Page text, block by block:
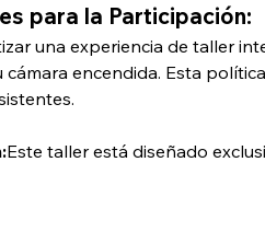
para la Participación:
una experiencia de taller
encendida. Esta
Este taller está diseñado